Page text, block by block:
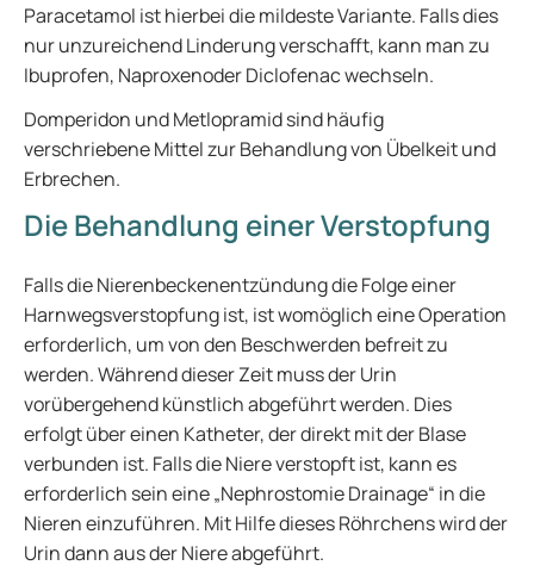
Paracetamol ist hierbei die mildeste Variante. Falls dies
nur unzureichend Linderung verschafft, kann man zu
Ibuprofen, Naproxenoder Diclofenac wechseln.
Domperidon und Metlopramid sind häufig
verschriebene Mittel zur Behandlung von Übelkeit und
Erbrechen.
Die Behandlung einer Verstopfung
Falls die Nierenbeckenentzündung die Folge einer
Harnwegsverstopfung ist, ist womöglich eine Operation
erforderlich, um von den Beschwerden befreit zu
werden. Während dieser Zeit muss der Urin
vorübergehend künstlich abgeführt werden. Dies
erfolgt über einen Katheter, der direkt mit der Blase
verbunden ist. Falls die Niere verstopft ist, kann es
erforderlich sein eine „Nephrostomie Drainage“ in die
Nieren einzuführen. Mit Hilfe dieses Röhrchens wird der
Urin dann aus der Niere abgeführt.